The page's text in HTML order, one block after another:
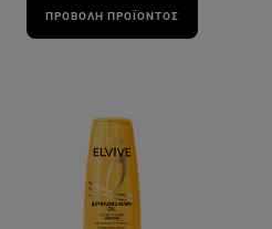
ΠΡΟΒΟΛΉ ΠΡΟΪΌΝΤΟΣ